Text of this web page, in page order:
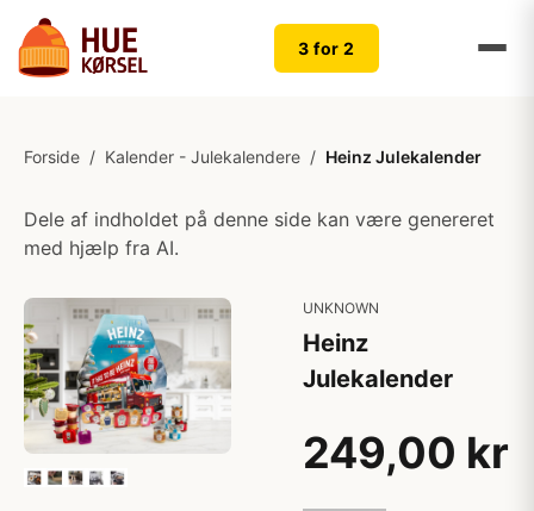
3 for 2
Forside / Kalender - Julekalendere / Heinz Julekalender
Dele af indholdet på denne side kan være genereret
med hjælp fra AI.
UNKNOWN
Heinz
Julekalender
249,00 kr